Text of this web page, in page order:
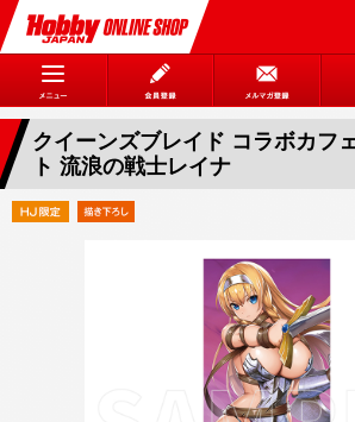
クイーンズブレイド コラボカフ
ト 流浪の戦士レイナ